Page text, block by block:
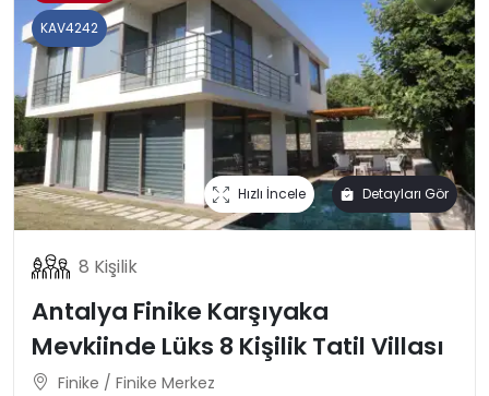
Hızlı İncele Detayları Gör
KAV4242
8 Kişilik
Antalya Finike Karşıyaka
Mevkiinde Lüks 8 Kişilik Tatil Villası
Finike / Finike Merkez